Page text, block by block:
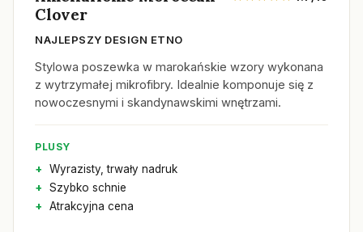
Clover
NAJLEPSZY DESIGN ETNO
Stylowa poszewka w marokańskie wzory wykonana
z wytrzymałej mikrofibry. Idealnie komponuje się z
nowoczesnymi i skandynawskimi wnętrzami.
PLUSY
Wyrazisty, trwały nadruk
Szybko schnie
Atrakcyjna cena